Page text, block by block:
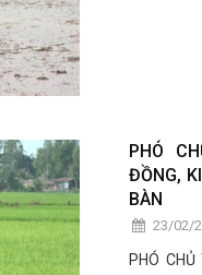
PHÓ
ĐỒNG,
BÀN
23/02/
PHÓ